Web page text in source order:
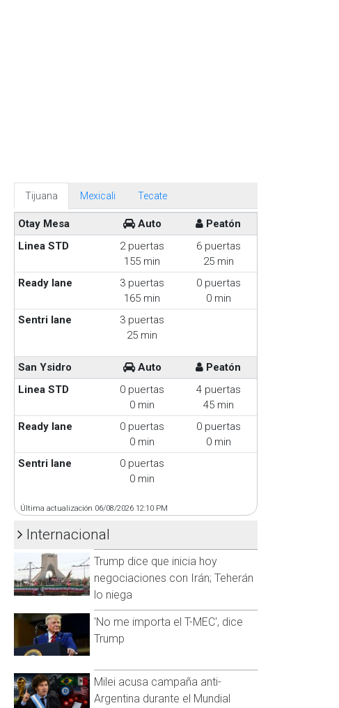
Tijuana Mexicali Tecate
Otay Mesa Auto
Peatón
Linea STD
2 puertas
155 min
6 puertas
25 min
Ready lane
3 puertas
165 min
0 puertas
0 min
Sentri lane
3 puertas
25 min
San Ysidro Auto
Peatón
Linea STD
0 puertas
0 min
4 puertas
45 min
Ready lane
0 puertas
0 min
0 puertas
0 min
Sentri lane
0 puertas
0 min
Última actualización 06/08/2026 12:10 PM
Internacional
Trump dice que inicia hoy
negociaciones con Irán; Teherán
lo niega
'No me importa el T-MEC', dice
Trump
Milei acusa campaña anti-
Argentina durante el Mundial